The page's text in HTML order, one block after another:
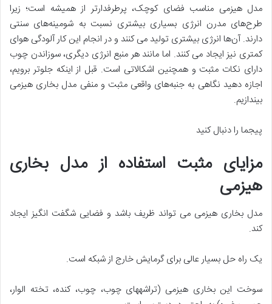
مدل هیزمی مناسب فضای کوچک، پرطرفدارتر از همیشه است؛ زیرا
طرح‌های مدرن انرژی بسیاری بیشتری نسبت به شومینه‌های سنتی
دارند. آن‌ها انرژی بیشتری تولید می کنند و در انجام این کار آلودگی هوای
کمتری نیز ایجاد می کنند. اما مانند هر منبع انرژی دیگری، سوزاندن چوب
دارای نکات مثبت و همچنین اشکالاتی است. قبل از اینکه جلوتر برویم،
اجازه دهید نگاهی به جنبه‌های واقعی مثبت و منفی مدل بخاری هیزمی
بیندازیم.
پیجما را دنبال کنید
مزایای مثبت استفاده از مدل بخاری
هیزمی
مدل بخاری هیزمی می تواند ظریف باشد و فضایی شگفت انگیز ایجاد
کند.
یک راه حل بسیار عالی برای گرمایش خارج از شبکه است.
سوخت این بخاری هیزمی (تراشه‎های چوب، چوب، کنده، تخته الوار،